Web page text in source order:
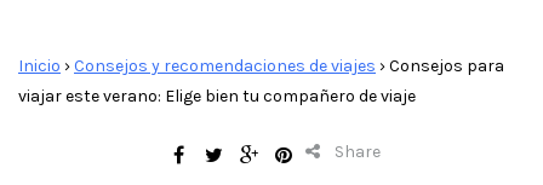
Inicio ›Consejos y recomendaciones de viajes ›Consejos para
viajar este verano: Elige bien tu compañero de viaje
Share